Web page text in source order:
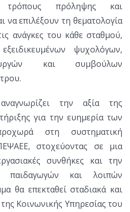
τρόπους πρόληψης και
να επιλέξουν τη θεματολογία
ανάγκες του κάθε σταθμού,
ψυχολόγων,
και συμβούλων
την αξία της
για την ευημερία των
στη συστηματική
στοχεύοντας σε μια
συνθήκες και την
παιδαγωγών και λοιπών
θα επεκταθεί σταδιακά και
Κοινωνικής Υπηρεσίας του